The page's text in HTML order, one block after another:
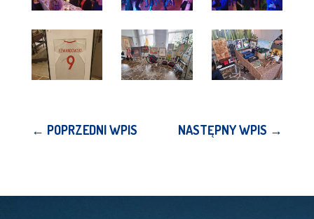
← POPRZEDNI WPIS NASTĘPNY WPIS →